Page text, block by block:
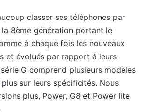
classer ses téléphones par
la 8ème génération portant le
à chaque fois les nouveaux
et évolués par rapport à leurs
G comprend plusieurs modèles
sur leurs spécificités. Nous
plus, Power, G8 et Power lite